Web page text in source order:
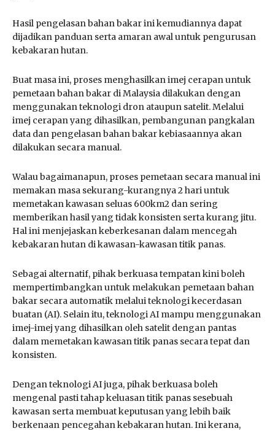
Hasil pengelasan bahan bakar ini kemudiannya dapat
dijadikan panduan serta amaran awal untuk pengurusan
kebakaran hutan.
Buat masa ini, proses menghasilkan imej cerapan untuk
pemetaan bahan bakar di Malaysia dilakukan dengan
menggunakan teknologi dron ataupun satelit. Melalui
imej cerapan yang dihasilkan, pembangunan pangkalan
data dan pengelasan bahan bakar kebiasaannya akan
dilakukan secara manual.
Walau bagaimanapun, proses pemetaan secara manual ini
memakan masa sekurang-kurangnya 2 hari untuk
memetakan kawasan seluas 600km2 dan sering
memberikan hasil yang tidak konsisten serta kurang jitu.
Hal ini menjejaskan keberkesanan dalam mencegah
kebakaran hutan di kawasan-kawasan titik panas.
Sebagai alternatif, pihak berkuasa tempatan kini boleh
mempertimbangkan untuk melakukan pemetaan bahan
bakar secara automatik melalui teknologi kecerdasan
buatan (AI). Selain itu, teknologi AI mampu menggunakan
imej-imej yang dihasilkan oleh satelit dengan pantas
dalam memetakan kawasan titik panas secara tepat dan
konsisten.
Dengan teknologi AI juga, pihak berkuasa boleh
mengenal pasti tahap keluasan titik panas sesebuah
kawasan serta membuat keputusan yang lebih baik
berkenaan pencegahan kebakaran hutan. Ini kerana,